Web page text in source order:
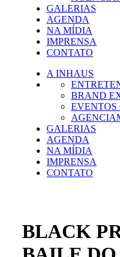
GALERIAS
AGENDA
NA MÍDIA
IMPRENSA
CONTATO
A INHAUS
BRAND
EVENTOS
GALERIAS
AGENDA
NA MÍDIA
IMPRENSA
CONTATO
BLACK